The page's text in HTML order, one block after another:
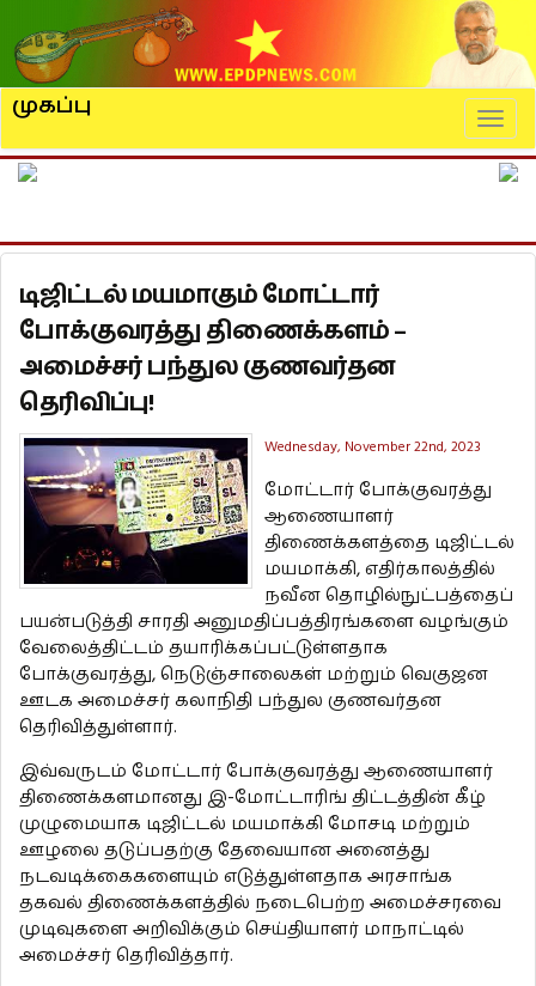
முகப்பு
டிஜிட்டல் மயமாகும் மோட்டார்
போக்குவரத்து திணைக்களம் –
அமைச்சர் பந்துல குணவர்தன
தெரிவிப்பு!
Wednesday, November 22nd, 2023
மோட்டார் போக்குவரத்து
ஆணையாளர்
திணைக்களத்தை டிஜிட்டல்
மயமாக்கி, எதிர்காலத்தில்
நவீன தொழில்நுட்பத்தைப்
பயன்படுத்தி சாரதி அனுமதிப்பத்திரங்களை வழங்கும்
வேலைத்திட்டம் தயாரிக்கப்பட்டுள்ளதாக
போக்குவரத்து, நெடுஞ்சாலைகள் மற்றும் வெகுஜன
ஊடக அமைச்சர் கலாநிதி பந்துல குணவர்தன
தெரிவித்துள்ளார்.
இவ்வருடம் மோட்டார் போக்குவரத்து ஆணையாளர்
திணைக்களமானது இ-மோட்டாரிங் திட்டத்தின் கீழ்
முழுமையாக டிஜிட்டல் மயமாக்கி மோசடி மற்றும்
ஊழலை தடுப்பதற்கு தேவையான அனைத்து
நடவடிக்கைகளையும் எடுத்துள்ளதாக அரசாங்க
தகவல் திணைக்களத்தில் நடைபெற்ற அமைச்சரவை
முடிவுகளை அறிவிக்கும் செய்தியாளர் மாநாட்டில்
அமைச்சர் தெரிவித்தார்.